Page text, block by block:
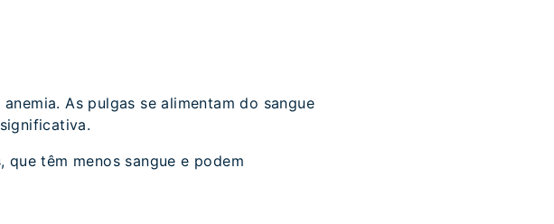
As pulgas se alimentam do sangue
têm menos sangue e podem